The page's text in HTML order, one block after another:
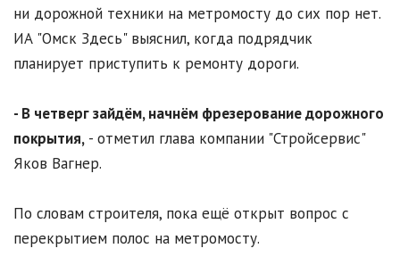
ни дорожной техники на метромосту до сих пор нет.
ИА "Омск Здесь" выяснил, когда подрядчик
планирует приступить к ремонту дороги.
- В четверг зайдём, начнём фрезерование дорожного
покрытия, - отметил глава компании "Стройсервис"
Яков Вагнер.
По словам строителя, пока ещё открыт вопрос с
перекрытием полос на метромосту.